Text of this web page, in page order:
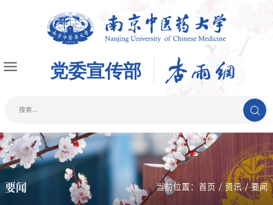
当前位置： 首页 / 资讯 / 要闻
要闻